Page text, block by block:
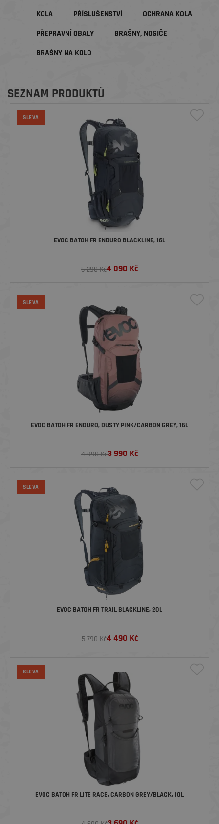
KOLA
PŘÍSLUŠENSTVÍ
OCHRANA KOLA
PŘEPRAVNÍ OBALY
BRAŠNY, NOSIČE
BRAŠNY NA KOLO
SEZNAM PRODUKTŮ
SLEVA
EVOC BATOH FR ENDURO BLACKLINE, 16L
5 290 Kč4 090 Kč
SLEVA
EVOC BATOH FR ENDURO, DUSTY PINK/CARBON GREY, 16L
4 990 Kč3 990 Kč
SLEVA
EVOC BATOH FR TRAIL BLACKLINE, 20L
5 790 Kč4 490 Kč
SLEVA
EVOC BATOH FR LITE RACE, CARBON GREY/BLACK, 10L